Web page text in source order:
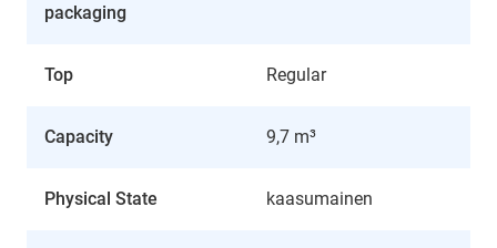
packaging
Top Regular
Capacity 9,7 m³
Physical State kaasumainen